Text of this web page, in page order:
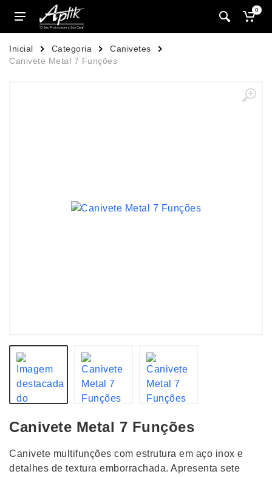
0
Inicial Categoria
Canivetes
Canivete Metal 7 Funções
Canivete Metal 7 Funções
Canivete multifunções com estrutura em aço inox e
detalhes de textura emborrachada. Apresenta sete